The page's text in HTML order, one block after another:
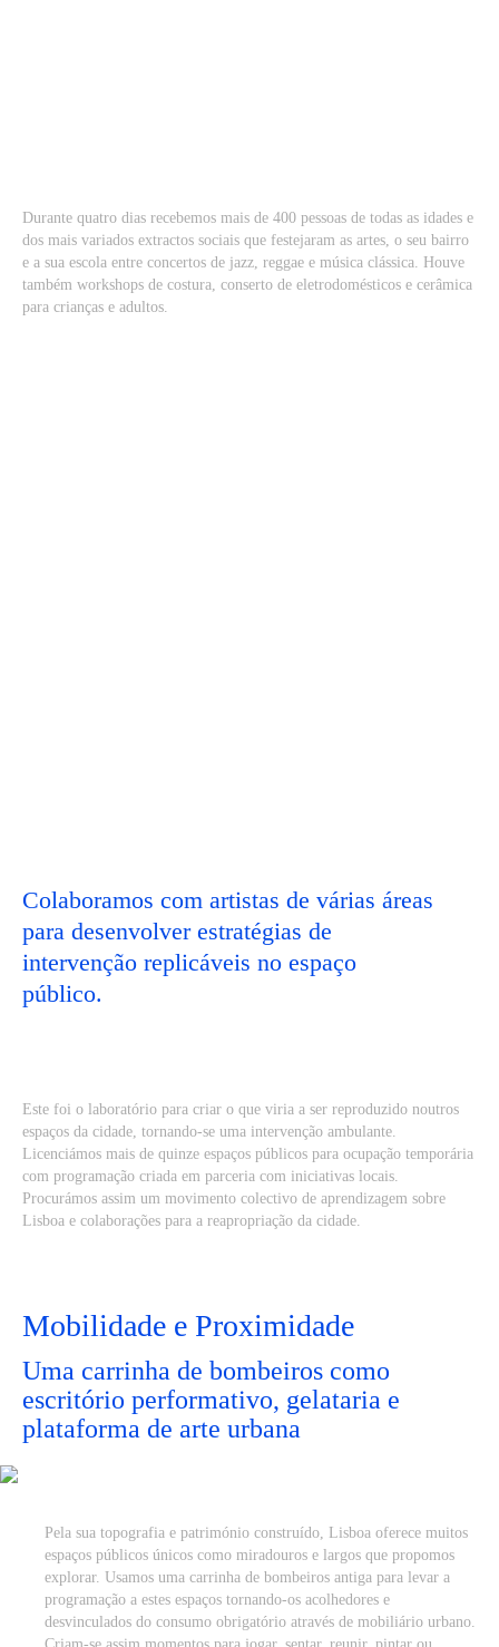
Durante quatro dias recebemos mais de 400 pessoas de todas as idades e
dos mais variados extractos sociais que festejaram as artes, o seu bairro
e a sua escola entre concertos de jazz, reggae e música clássica. Houve
também workshops de costura, conserto de eletrodomésticos e cerâmica
para crianças e adultos.
Colaboramos com artistas de várias áreas
para desenvolver estratégias de
intervenção replicáveis no espaço
público.
Este foi o laboratório para criar o que viria a ser reproduzido noutros
espaços da cidade, tornando-se uma intervenção ambulante.
Licenciámos mais de quinze espaços públicos para ocupação temporária
com programação criada em parceria com iniciativas locais.
Procurámos assim um movimento colectivo de aprendizagem sobre
Lisboa e colaborações para a reapropriação da cidade.
Mobilidade e Proximidade
Uma carrinha de bombeiros como
escritório performativo, gelataria e
plataforma de arte urbana
Pela sua topografia e património construído, Lisboa oferece muitos
espaços públicos únicos como miradouros e largos que propomos
explorar. Usamos uma carrinha de bombeiros antiga para levar a
programação a estes espaços tornando-os acolhedores e
desvinculados do consumo obrigatório através de mobiliário urbano.